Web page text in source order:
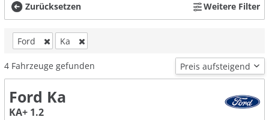
Zurücksetzen Weitere Filter
Ford Ka
4 Fahrzeuge gefunden
Ford Ka
KA+ 1.2